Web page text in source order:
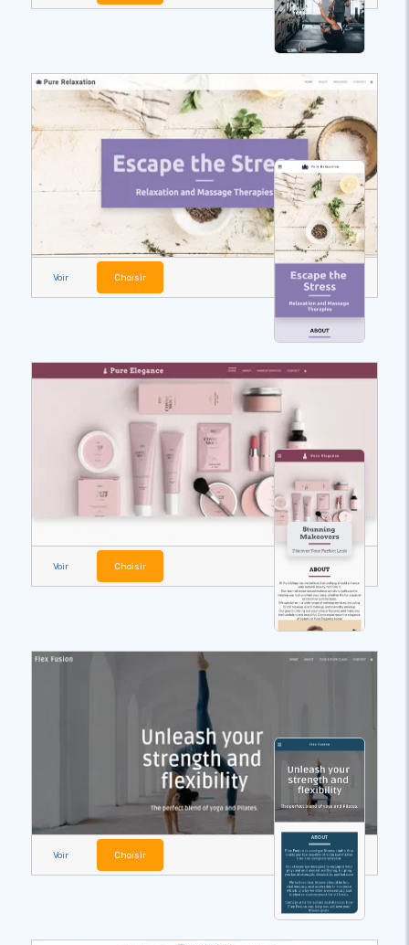
Voir Choisir
Voir Choisir
Voir Choisir